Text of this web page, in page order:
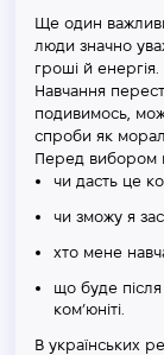
Ще один
люди значно
гроші й енергія.
Навчання
подивимось,
спроби як
Перед вибором
чи дасть це
чи зможу я
хто мене
що буде після
ком’юніті.
В українських